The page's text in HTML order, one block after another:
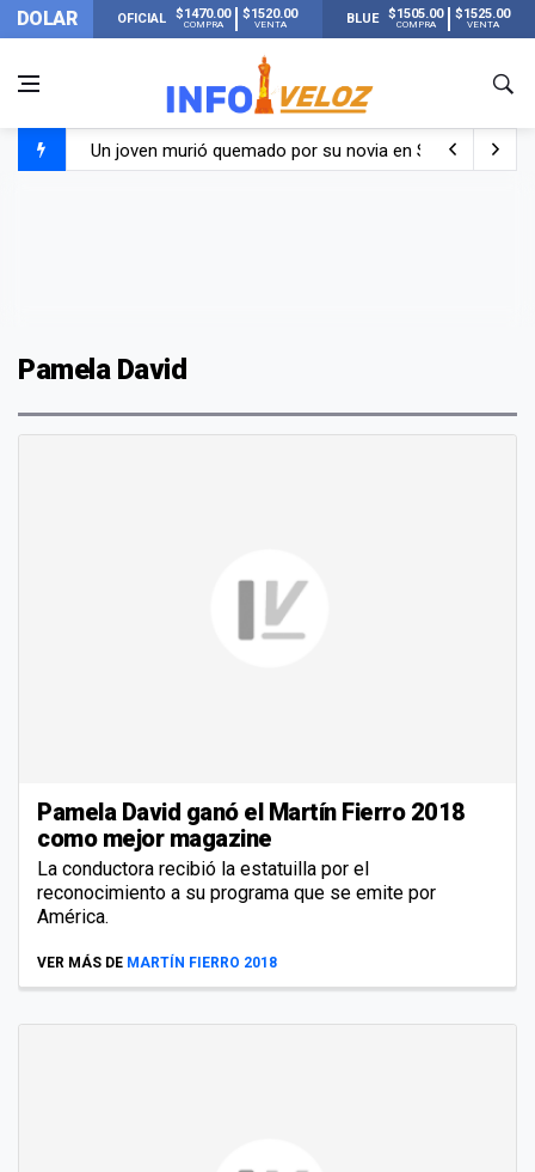
DOLAR OFICIAL $1470.00
COMPRA
$1520.00
VENTA BLUE $1505.00
COMPRA
$1525.00
VENTA
Un joven murió quemado por su novia en San Luis:
Pamela David
Pamela David ganó el Martín Fierro 2018
como mejor magazine
La conductora recibió la estatuilla por el
reconocimiento a su programa que se emite por
América.
VER MÁS DE MARTÍN FIERRO 2018